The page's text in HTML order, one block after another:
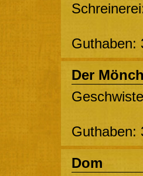
Guthaben:
Der
Guthaben:
Dom